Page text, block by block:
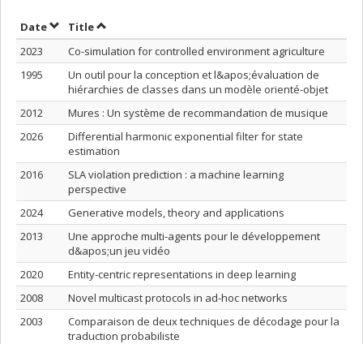
DateSort by date in ascending order
TitleSort by title in ascending order
2023
Co-simulation for controlled environment agriculture
1995
Un outil pour la conception et l&apos;évaluation de
hiérarchies de classes dans un modèle orienté-objet
2012
Mures : Un système de recommandation de musique
2026
Differential harmonic exponential filter for state
estimation
2016
SLA violation prediction : a machine learning
perspective
2024
Generative models, theory and applications
2013
Une approche multi-agents pour le développement
d&apos;un jeu vidéo
2020
Entity-centric representations in deep learning
2008
Novel multicast protocols in ad-hoc networks
2003
Comparaison de deux techniques de décodage pour la
traduction probabiliste